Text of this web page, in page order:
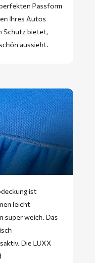
Passform
Ihres Autos
Schutz bietet,
aussieht.
ist
leicht
super weich. Das
Die LUXX